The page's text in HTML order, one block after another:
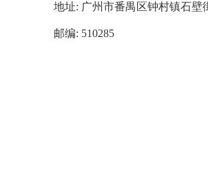
地址: 广州市番禺区钟村镇石壁
邮编: 510285